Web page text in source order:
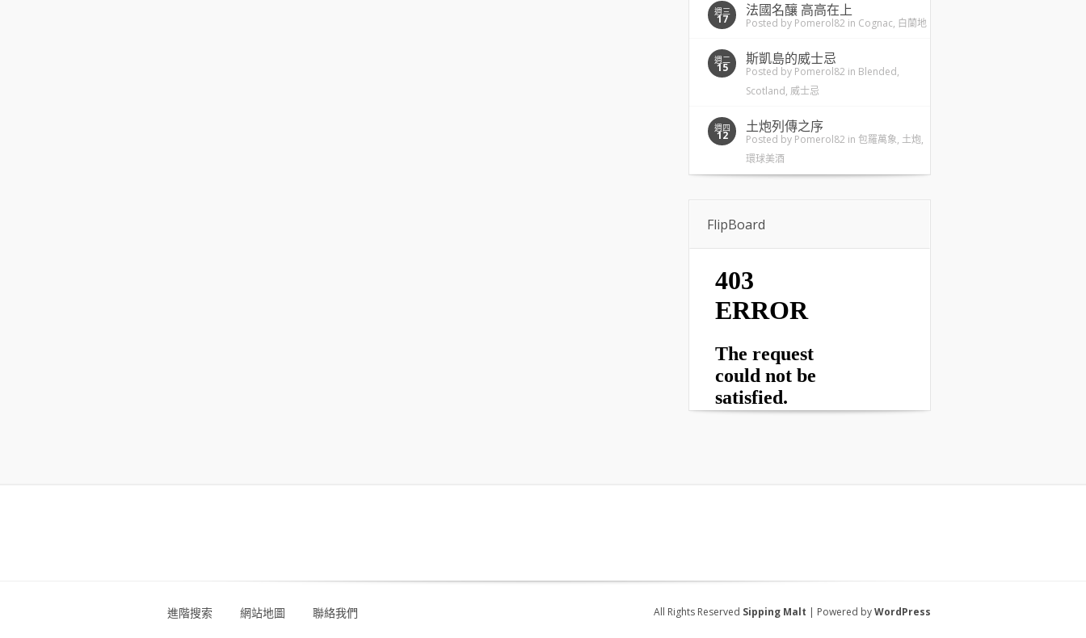
週三
17
法國名釀 高高在上
Posted by Pomerol82 in Cognac, 白蘭地
週二
15
斯凱島的威士忌
Posted by Pomerol82 in Blended,
Scotland, 威士忌
週四
12
土炮列傳之序
Posted by Pomerol82 in 包羅萬象, 土炮,
環球美酒
FlipBoard
進階搜索 網站地圖 聯絡我們 All Rights Reserved Sipping Malt | Powered byWordPress